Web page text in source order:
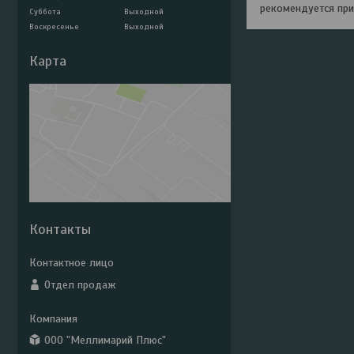
рекомендуется
Суббота
Выходной
Воскресенье
Выходной
Карта
Контакты
Отдел продаж
ООО "Меллимарий Плюс"